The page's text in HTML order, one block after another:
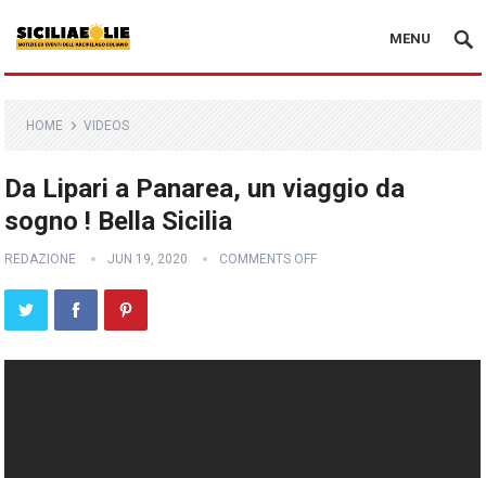
MENU
HOME VIDEOS
Da Lipari a Panarea, un viaggio da
sogno ! Bella Sicilia
REDAZIONE JUN 19, 2020 COMMENTS OFF